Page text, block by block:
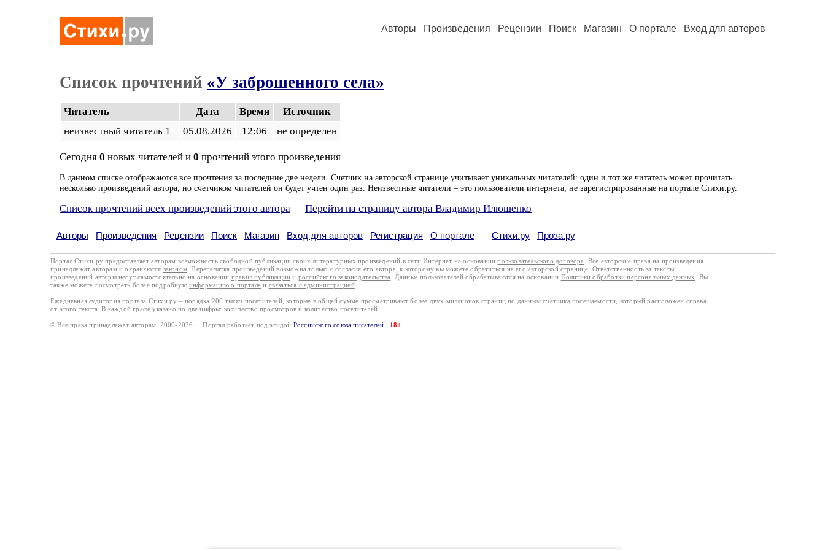
Авторы Произведения Рецензии Поиск Магазин О портале Вход для авторов
Список прочтений «У заброшенного села»
Читатель Дата Время
Источник
неизвестный читатель 1
05.08.2026 12:06 не определен
Сегодня 0 новых читателей и 0 прочтений этого произведения
В данном списке отображаются все прочтения за последние две недели. Счетчик на авторской странице учитывает уникальных читателей: один и тот же читатель может прочитать
несколько произведений автора, но счетчиком читателей он будет учтен один раз. Неизвестные читатели – это пользователи интернета, не зарегистрированные на портале Стихи.ру.
Список прочтений всех произведений этого автора Перейти на страницу автора Владимир Илюшенко
Авторы Произведения Рецензии Поиск Магазин Вход для авторов Регистрация О портале Стихи.ру Проза.ру
Портал Стихи.ру предоставляет авторам возможность свободной публикации своих литературных произведений в сети Интернет на основаниипользовательского договора
. Все авторские права на произведения
принадлежат авторам и охраняются законом . Перепечатка произведений возможна только с согласия его автора, к которому вы можете обратиться на его авторской странице. Ответственность за тексты
произведений авторы несут самостоятельно на основании правил публикации и российского законодательства . Данные пользователей обрабатываются на основании Политики обработки персональных данных
. Вы
также можете посмотреть более подробную информацию о портале и связаться с администрацией.
Ежедневная аудитория портала Стихи.ру – порядка 200 тысяч посетителей, которые в общей сумме просматривают более двух миллионов страниц по данным счетчика посещаемости, который расположен справа
от этого текста. В каждой графе указано по две цифры: количество просмотров и количество посетителей.
© Все права принадлежат авторам, 2000-2026 Портал работает под эгидой Российского союза писателей 18+